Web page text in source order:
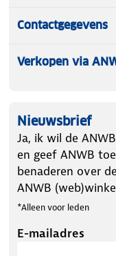
worden niet
Contactgegevens
Verkopen via
Nieuwsbrief
Ja, ik wil de
en geef ANWB
benaderen over
ANWB
*Alleen voor leden
E-mailadres